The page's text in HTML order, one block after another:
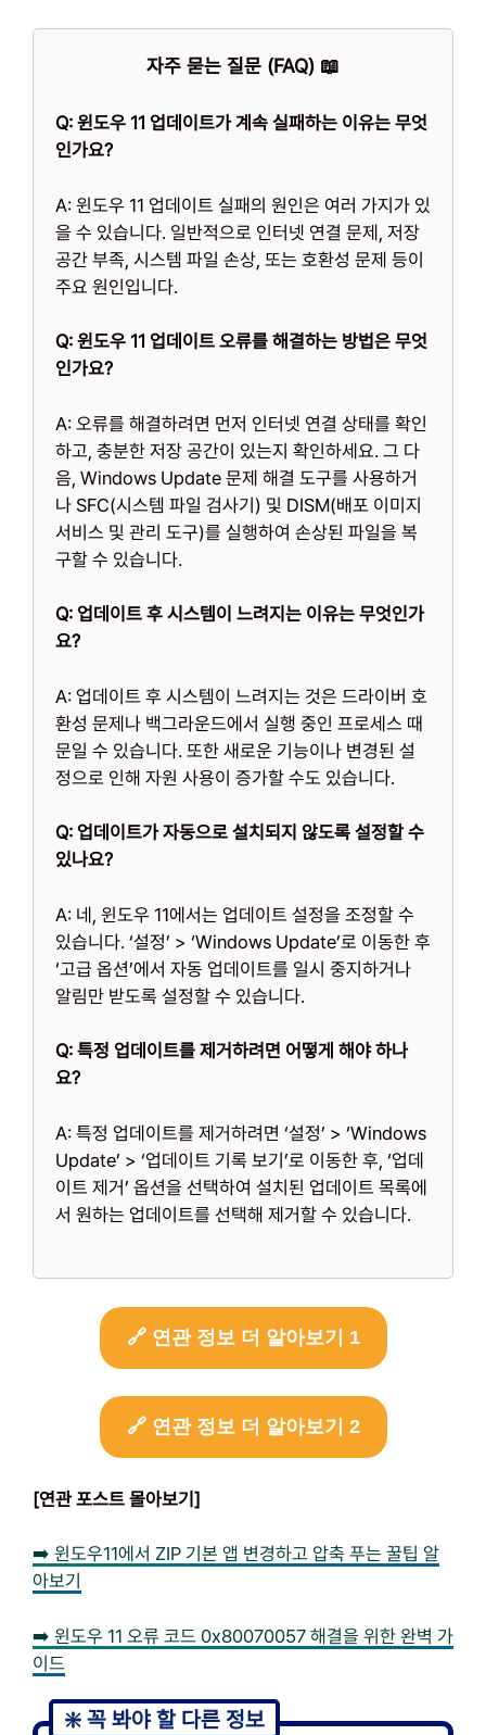
자주 묻는 질문 (FAQ) 📖
Q: 윈도우 11 업데이트가 계속 실패하는 이유는 무엇
인가요?
A: 윈도우 11 업데이트 실패의 원인은 여러 가지가 있
을 수 있습니다. 일반적으로 인터넷 연결 문제, 저장
공간 부족, 시스템 파일 손상, 또는 호환성 문제 등이
주요 원인입니다.
Q: 윈도우 11 업데이트 오류를 해결하는 방법은 무엇
인가요?
A: 오류를 해결하려면 먼저 인터넷 연결 상태를 확인
하고, 충분한 저장 공간이 있는지 확인하세요. 그 다
음, Windows Update 문제 해결 도구를 사용하거
나 SFC(시스템 파일 검사기) 및 DISM(배포 이미지
서비스 및 관리 도구)를 실행하여 손상된 파일을 복
구할 수 있습니다.
Q: 업데이트 후 시스템이 느려지는 이유는 무엇인가
요?
A: 업데이트 후 시스템이 느려지는 것은 드라이버 호
환성 문제나 백그라운드에서 실행 중인 프로세스 때
문일 수 있습니다. 또한 새로운 기능이나 변경된 설
정으로 인해 자원 사용이 증가할 수도 있습니다.
Q: 업데이트가 자동으로 설치되지 않도록 설정할 수
있나요?
A: 네, 윈도우 11에서는 업데이트 설정을 조정할 수
있습니다. ‘설정’ > ‘Windows Update’로 이동한 후
‘고급 옵션’에서 자동 업데이트를 일시 중지하거나
알림만 받도록 설정할 수 있습니다.
Q: 특정 업데이트를 제거하려면 어떻게 해야 하나
요?
A: 특정 업데이트를 제거하려면 ‘설정’ > ‘Windows
Update’ > ‘업데이트 기록 보기’로 이동한 후, ‘업데
이트 제거’ 옵션을 선택하여 설치된 업데이트 목록에
서 원하는 업데이트를 선택해 제거할 수 있습니다.
🔗 연관 정보 더 알아보기 1
🔗 연관 정보 더 알아보기 2
[연관 포스트 몰아보기]
➡️ 윈도우11에서 ZIP 기본 앱 변경하고 압축 푸는 꿀팁 알
아보기
➡️ 윈도우 11 오류 코드 0x80070057 해결을 위한 완벽 가
이드